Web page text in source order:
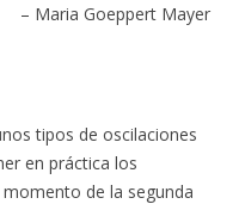
– Maria Goeppert Mayer
tipos de oscilaciones
en práctica los
de la segunda